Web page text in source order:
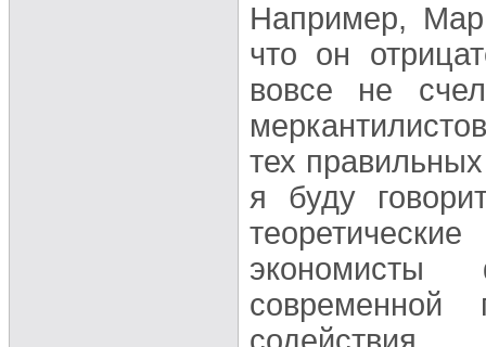
Например,
что он
вовсе не
тех
я буду
экономисты
современной